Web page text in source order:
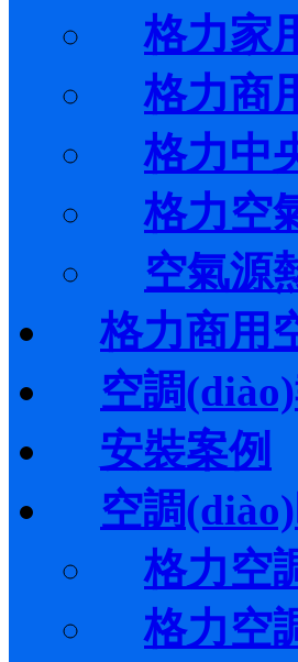
格力家
格力商
格力中
格力空
空氣源
格力商用
空調
安裝案例
空調
格力空
格力空